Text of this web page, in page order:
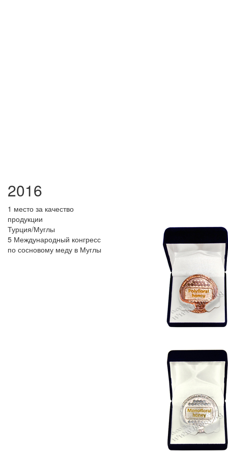
2016
1 место за качество
продукции
Турция/Муглы
5 Международный конгресс
по сосновому меду в Муглы